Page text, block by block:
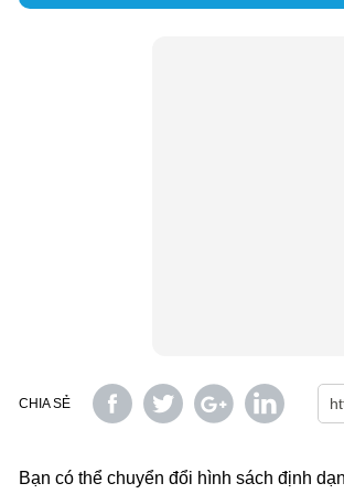
CHIA SẺ
Bạn có thể chuyển đổi hình sách định